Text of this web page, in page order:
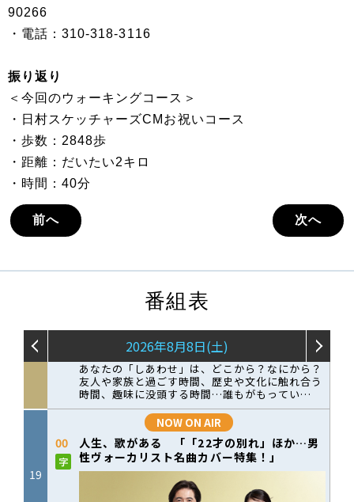
90266
・電話：310-318-3116
振り返り
＜今回のウォーキングコース＞
・日村スケッチャーズCMお祝いコース
・歩数：2848歩
・距離：だいたい2キロ
・時間：40分
前へ 次へ
番組表